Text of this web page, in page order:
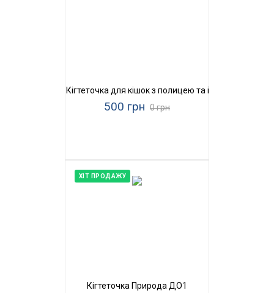
Кігтеточка для кішок з полицею та іграшками
500 грн 0 грн
ХІТ ПРОДАЖУ
Кігтеточка Природа ДО1